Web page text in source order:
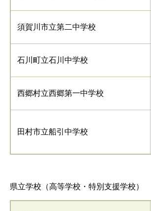
須賀川市立第二中学校
石川町立石川中学校
西郷村立西郷第一中学校
田村市立船引中学校
県立学校（高等学校・特別支援学校）